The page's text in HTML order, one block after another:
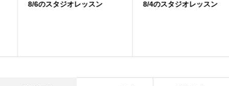
8/6のスタジオレッスン 8/4のスタジオレッスン